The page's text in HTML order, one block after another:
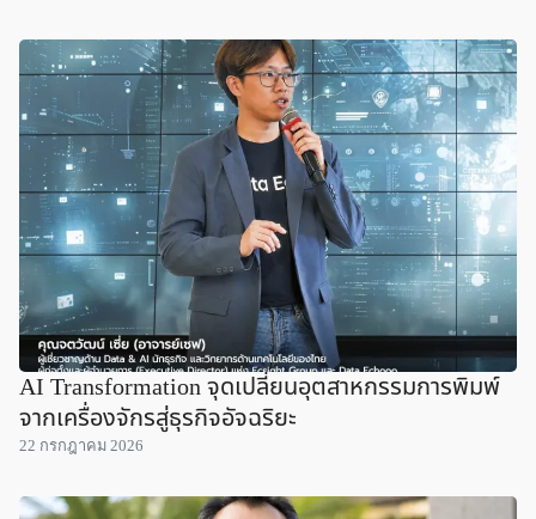
AI Transformation จุดเปลี่ยนอุตสาหกรรมการพิมพ์
จากเครื่องจักรสู่ธุรกิจอัจฉริยะ
22 กรกฎาคม 2026